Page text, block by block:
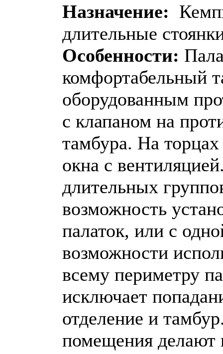
Назначение:
длительные
Особенности:
комфортабельный
оборудованным
с клапаном на
тамбура. На
окна с
длительных
возможность
палаток, или с
возможности
всему периметру
исключает
отделение и
помещения делают